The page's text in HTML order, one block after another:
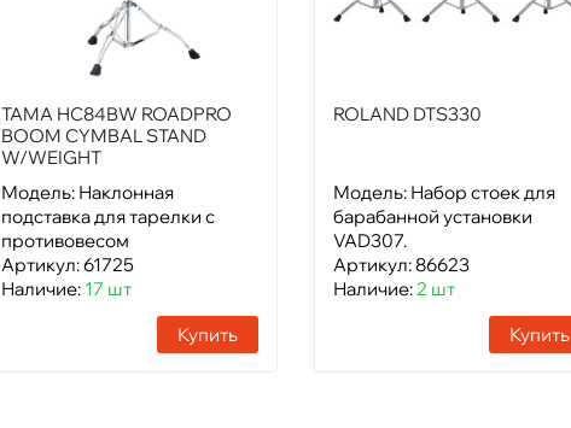
TAMA HC84BW ROADPRO
BOOM CYMBAL STAND
W/WEIGHT
Модель: Наклонная
подставка для тарелки с
противовесом
Артикул: 61725
Наличие: 17 шт
Купить
ROLAND DTS330
Модель: Набор стоек для
барабанной установки
VAD307.
Артикул: 86623
Наличие:2 шт
Купить